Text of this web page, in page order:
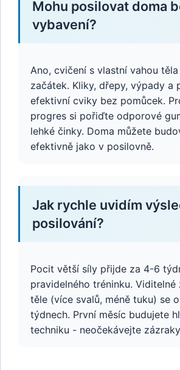
Mohu posilovat doma
vybavení?
Ano, cvičení s vlastní vahou
začátek. Kliky, dřepy, výpady a
efektivní cviky bez pomůcek.
progres si pořiďte odporové
lehké činky. Doma můžete
efektivně jako v posilovně.
Jak rychle uvidím
posilování?
Pocit větší síly přijde za 4-6
pravidelného tréninku. Viditelné
těle (více svalů, méně tuku) se
týdnech. První měsíc budujete
techniku - neočekávejte